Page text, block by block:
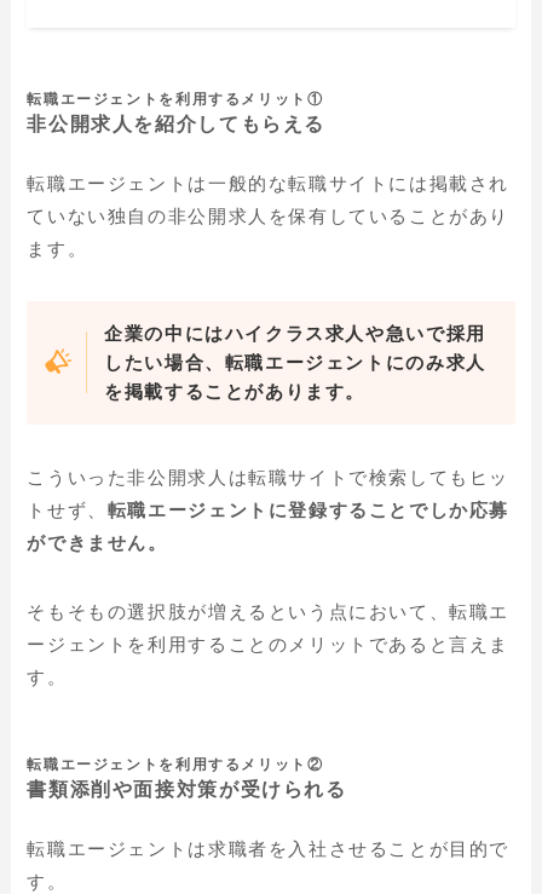
転職エージェントを利用するメリット①
非公開求人を紹介してもらえる
転職エージェントは一般的な転職サイトには掲載され
ていない独自の非公開求人を保有していることがあり
ます。
企業の中にはハイクラス求人や急いで採用
したい場合、転職エージェントにのみ求人
を掲載することがあります。
こういった非公開求人は転職サイトで検索してもヒッ
トせず、 転職エージェントに登録することでしか応募
ができません。
そもそもの選択肢が増えるという点において、転職エ
ージェントを利用することのメリットであると言えま
す。
転職エージェントを利用するメリット②
書類添削や面接対策が受けられる
転職エージェントは求職者を入社させることが目的で
す。